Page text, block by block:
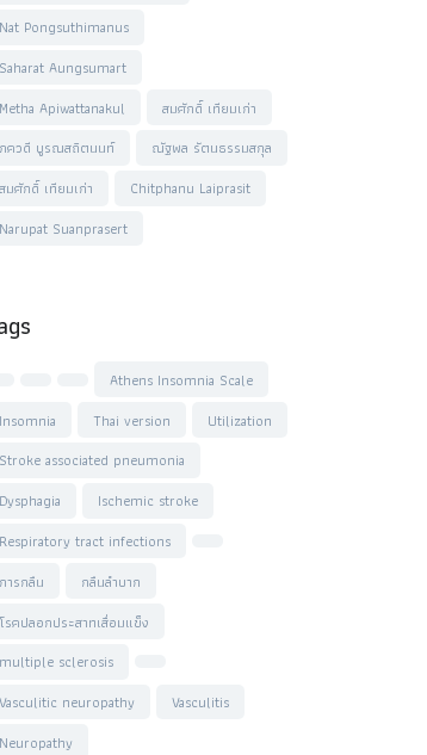
Nat Pongsuthimanus
Saharat Aungsumart
Metha Apiwattanakul
สมศักดิ์ เทียมเก่า
ภควดี บูรณสถิตนนท์
ณัฐพล รัตนธรรมสกุล
สมศักดิ์ เทียมเก่า
Chitphanu Laiprasit
Narupat Suanprasert
Athens Insomnia Scale
Insomnia
Thai version
Utilization
Stroke associated pneumonia
Dysphagia
Ischemic stroke
Respiratory tract infections
การกลืน
กลืนลำบาก
โรคปลอกประสาทเสื่อมแข็ง
multiple sclerosis
Vasculitic neuropathy
Vasculitis
Neuropathy